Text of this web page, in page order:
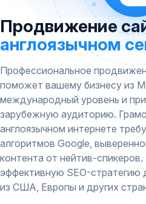
Продвижение
англоязычном
Профессиональное
поможет вашему бизнесу из
международный уровень и
зарубежную аудиторию.
англоязычном интернете
алгоритмов Google,
контента от нейтив-
эффективную SEO-стратегию
из США, Европы и других